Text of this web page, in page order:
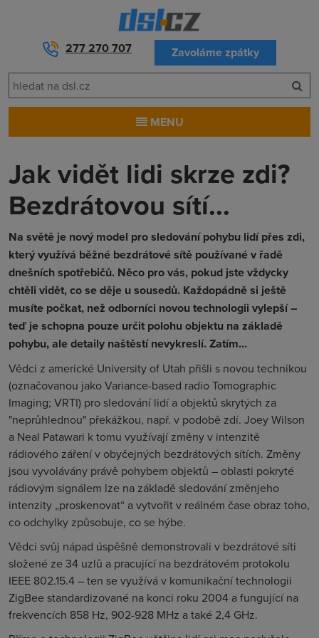
277 270 707 Zavoláme zpátky
MENU
Jak vidět lidi skrze zdi?
Bezdrátovou sítí...
Na světě je nový model pro sledování pohybu lidí přes zdi,
který využívá běžné bezdrátové sítě používané v řadě
dnešních spotřebičů. Něco pro vás, pokud jste vždycky
chtěli vidět, co se děje u sousedů. Každopádně si ještě
musíte počkat, než odborníci novou technologii vylepší –
teď je schopna pouze určit polohu objektu na základě
pohybu, ale detaily naštěstí nevykreslí. Zatím...
Vědci z americké University of Utah přišli s novou technikou
(označovanou jakoVariance-based radio Tomographic
Imaging; VRTI) pro sledování lidí a objektů skrytých za
"neprůhlednou" překážkou, např. v podobě zdí. Joey Wilson
a Neal Patawari k tomu využívají změny v intenzitě
rádiového záření v obyčejných bezdrátových sítích. Změny
jsou vyvolávány právě pohybem objektů – oblasti pokryté
rádiovým signálem lze na základě sledování změnjeho
intenzity „proskenovat“ a vytvořit v reálném čase obraz toho,
co odchylky způsobuje, co se hýbe.
Vědci svůj nápad úspěšně demonstrovali v bezdrátové síti
složené ze 34 uzlů a pracující na bezdrátovém protokolu
IEEE 802.15.4 – ten se využívá v komunikační technologii
ZigBee standardizované na konci roku 2004 a fungující na
frekvencích 858 Hz, 902-928 MHz a také 2,4 GHz.